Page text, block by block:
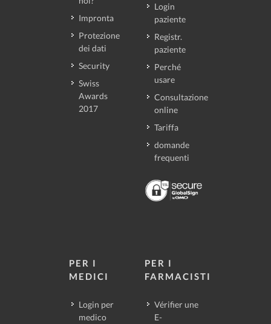
Impronta
Protezione
dei dati
Security
Swiss
Awards
2017
Login
paziente
Registr.
paziente
Perché
usare
Consultazione
online
Tariffa
domande
frequenti
PER I
MEDICI
Login per
medico
PER I
FARMACISTI
Vérifier une
E-